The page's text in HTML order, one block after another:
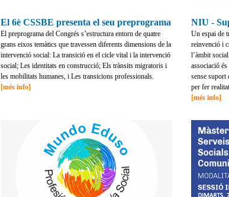
El 6è CSSBE presenta el seu preprograma
El preprograma del Congrés s’estructura entorn de quatre
grans eixos temàtics que travessen diferents dimensions de la
intervenció social: La transició en el cicle vital i la intervenció
social; Les identitats en construcció; Els trànsits migratoris i
les mobilitats humanes, i Les transicions professionals.
[més info]
NIU -
Un espai de
reinvenció i
l’àmbit
associació
sense suport
per fer
[més info]